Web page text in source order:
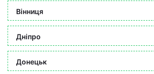
Вінниця
Дніпро
Донецьк